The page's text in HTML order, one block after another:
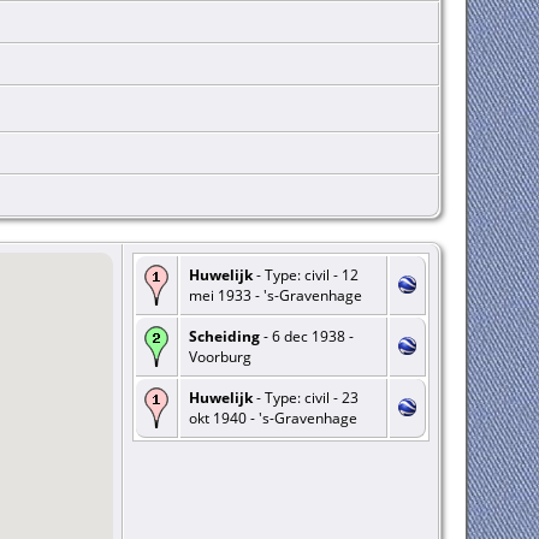
Huwelijk- Type: civil - 12
mei 1933 - 's-Gravenhage
Scheiding- 6 dec 1938 -
Voorburg
Huwelijk- Type: civil - 23
okt 1940 - 's-Gravenhage